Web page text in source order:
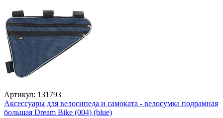
Артикул: 131793
Аксессуары для велосипеда и самоката - велосумка подрамная
большая Dream Bike (004) (blue)